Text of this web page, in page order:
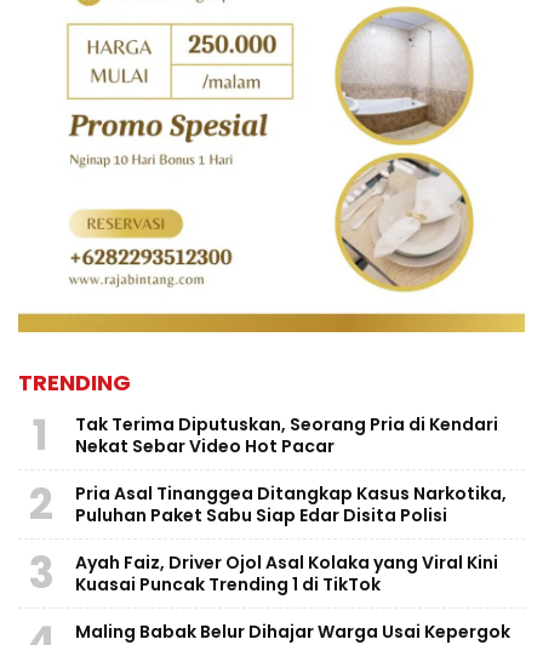
TRENDING
1
Tak Terima Diputuskan, Seorang Pria di Kendari
Nekat Sebar Video Hot Pacar
2
Pria Asal Tinanggea Ditangkap Kasus Narkotika,
Puluhan Paket Sabu Siap Edar Disita Polisi
3
Ayah Faiz, Driver Ojol Asal Kolaka yang Viral Kini
Kuasai Puncak Trending 1 di TikTok
Maling Babak Belur Dihajar Warga Usai Kepergok